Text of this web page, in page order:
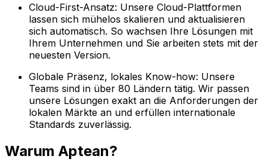
Cloud-First-Ansatz: Unsere Cloud-Plattformen
lassen sich mühelos skalieren und aktualisieren
sich automatisch. So wachsen Ihre Lösungen mit
Ihrem Unternehmen und Sie arbeiten stets mit der
neuesten Version.
Globale Präsenz, lokales Know-how: Unsere
Teams sind in über 80 Ländern tätig. Wir passen
unsere Lösungen exakt an die Anforderungen der
lokalen Märkte an und erfüllen internationale
Standards zuverlässig.
Warum Aptean?